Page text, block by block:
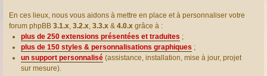
En ces lieux, nous vous aidons à mettre en place et à personnaliser votre
forum phpBB 3.1.x, 3.2.x, 3.3.x & 4.0.x grâce à :
plus de 250 extensions présentées et traduites ;
plus de 150 styles & personnalisations graphiques ;
un support personnalisé (assistance, installation, mise à jour, projet
sur mesure).